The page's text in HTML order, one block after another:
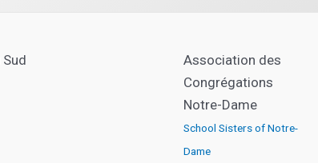
Association des
Congrégations
Notre-Dame
School Sisters of Notre-
Dame